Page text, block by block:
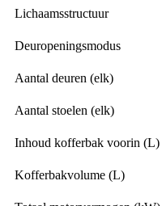
Lichaamsstructuur
Deuropeningsmodus
Aantal deuren (elk)
Aantal stoelen (elk)
Inhoud kofferbak voorin (L)
Kofferbakvolume (L)